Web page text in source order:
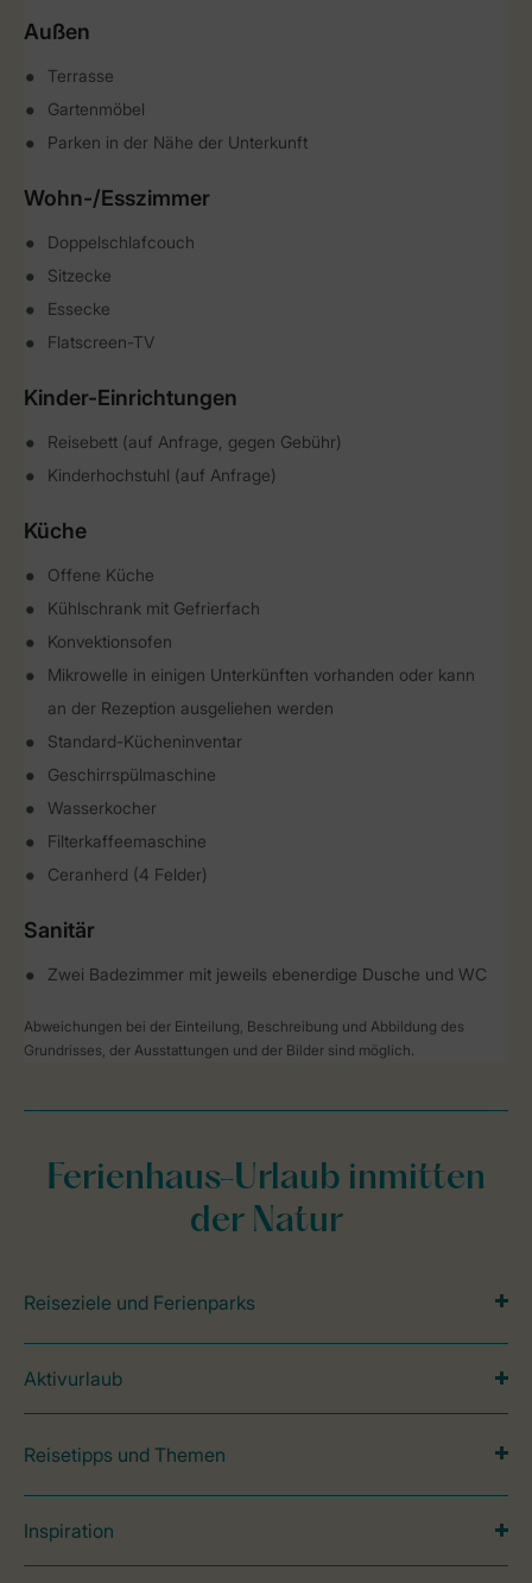
Außen
Terrasse
Gartenmöbel
Parken in der Nähe der Unterkunft
Wohn-/Esszimmer
Doppelschlafcouch
Sitzecke
Essecke
Flatscreen-TV
Kinder-Einrichtungen
Reisebett (auf Anfrage, gegen Gebühr)
Kinderhochstuhl (auf Anfrage)
Küche
Offene Küche
Kühlschrank mit Gefrierfach
Konvektionsofen
Mikrowelle in einigen Unterkünften vorhanden oder kann
an der Rezeption ausgeliehen werden
Standard-Kücheninventar
Geschirrspülmaschine
Wasserkocher
Filterkaffeemaschine
Ceranherd (4 Felder)
Sanitär
Zwei Badezimmer mit jeweils ebenerdige Dusche und WC
Abweichungen bei der Einteilung, Beschreibung und Abbildung des
Grundrisses, der Ausstattungen und der Bilder sind möglich.
Ferienhaus-Urlaub inmitten
der Natur
Reiseziele und Ferienparks
Aktivurlaub
Reisetipps und Themen
Inspiration